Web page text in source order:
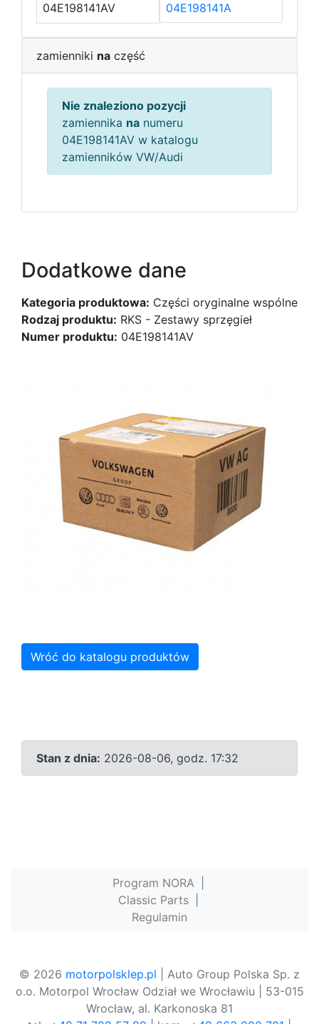
04E198141AV 04E198141A
zamienniki na część
Nie znaleziono pozycji
zamiennika na numeru
04E198141AV w katalogu
zamienników VW/Audi
Dodatkowe dane
Kategoria produktowa: Części oryginalne wspólne
Rodzaj produktu: RKS - Zestawy sprzęgieł
Numer produktu: 04E198141AV
Wróć do katalogu produktów
Stan z dnia: 2026-08-06, godz. 17:32
Program NORA
Classic Parts
Regulamin
© 2026 motorpolsklep.pl | Auto Group Polska Sp. z
o.o. Motorpol Wrocław Odział we Wrocławiu | 53-015
Wrocław, al. Karkonoska 81